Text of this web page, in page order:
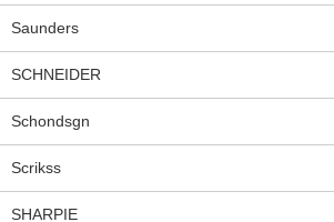
Saunders
SCHNEIDER
Schondsgn
Scrikss
SHARPIE